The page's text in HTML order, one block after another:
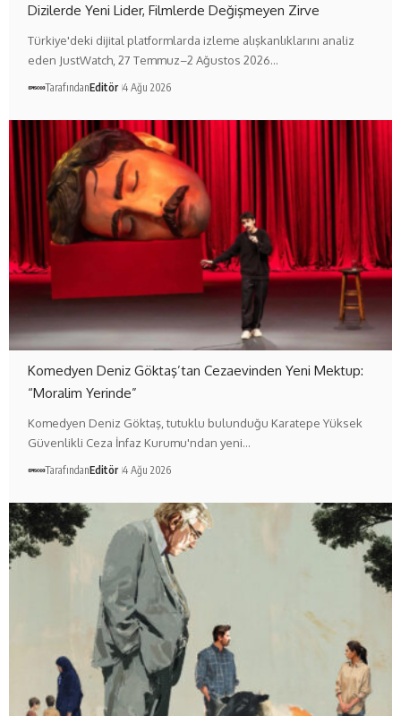
Dizilerde Yeni Lider, Filmlerde Değişmeyen Zirve
Türkiye'deki dijital platformlarda izleme alışkanlıklarını analiz
eden JustWatch, 27 Temmuz–2 Ağustos 2026…
TarafındanEditör 4 Ağu 2026
Komedyen Deniz Göktaş’tan Cezaevinden Yeni Mektup:
“Moralim Yerinde”
Komedyen Deniz Göktaş, tutuklu bulunduğu Karatepe Yüksek
Güvenlikli Ceza İnfaz Kurumu'ndan yeni…
TarafındanEditör 4 Ağu 2026